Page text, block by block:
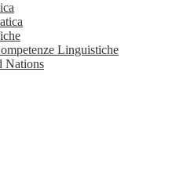
Linguistiche
Nations